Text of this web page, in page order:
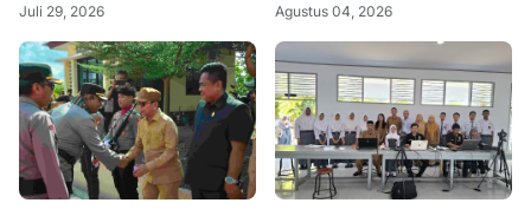
Juli 29, 2026 Agustus 04, 2026